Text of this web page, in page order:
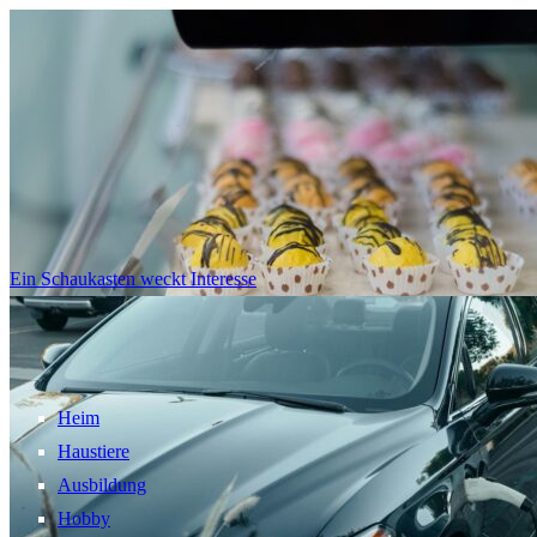
Ein Schaukasten weckt Interesse
Heim
Haustiere
Ausbildung
Hobby